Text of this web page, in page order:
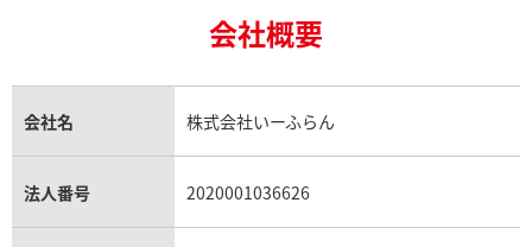
金貨買取
貴金属買取
銀・シルバー買取
パラジウム買取
トパーズ買取
タンザナイト買取
キャッツアイ買取
ロレックス エクスプローラー買取
ロレックス デイトジャスト買取
パテック フィリップノーチラス買取
ヴァシュロン・コンスタンタン買取
シャネル マトラッセ買取
セリーヌ買取
ヴァンクリーフ＆アーペル買取
ショーメ買取
ダミアーニ買取
会社概要
会社名 株式会社いーふらん
法人番号 2020001036626